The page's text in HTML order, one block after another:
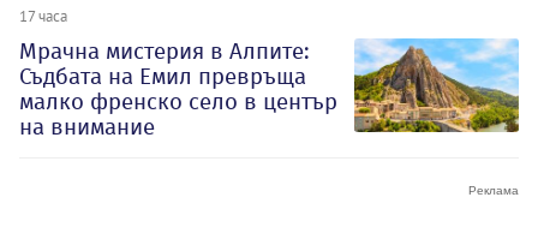
17 часа
Мрачна мистерия в Алпите:
Съдбата на Емил превръща
малко френско село в център
на внимание